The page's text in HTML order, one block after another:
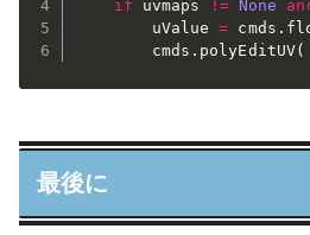
if uvmaps != None
		uValue
= cmds .
		cmds
. polyEditUV(
最後に